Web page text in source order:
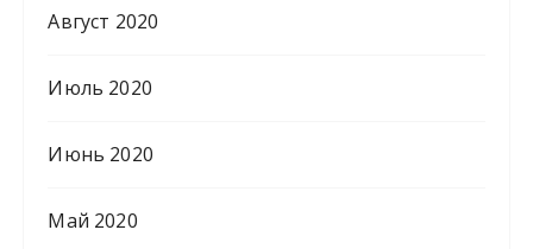
Август 2020
Июль 2020
Июнь 2020
Май 2020